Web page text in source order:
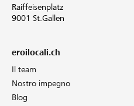
Raiffeisenplatz
9001 St.Gallen
eroilocali.ch
Il team
Nostro impegno
Blog